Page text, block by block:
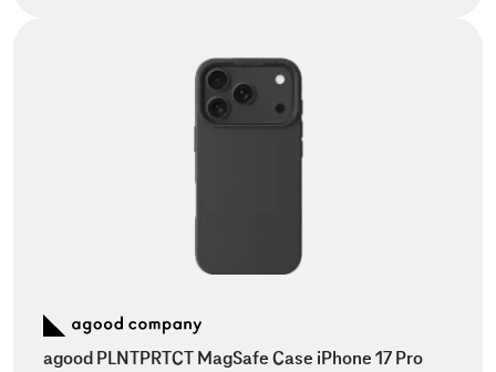
agood PLNTPRTCT MagSafe Case iPhone 17 Pro